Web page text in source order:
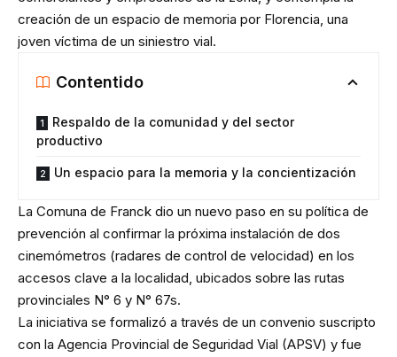
creación de un espacio de memoria por Florencia, una
joven víctima de un siniestro vial.
Contentido
Respaldo de la comunidad y del sector
productivo
Un espacio para la memoria y la concientización
La Comuna de Franck dio un nuevo paso en su política de
prevención al confirmar la próxima instalación de dos
cinemómetros (radares de control de velocidad) en los
accesos clave a la localidad, ubicados sobre las rutas
provinciales N° 6 y N° 67s.
La iniciativa se formalizó a través de un convenio suscripto
con la Agencia Provincial de Seguridad Vial (APSV) y fue